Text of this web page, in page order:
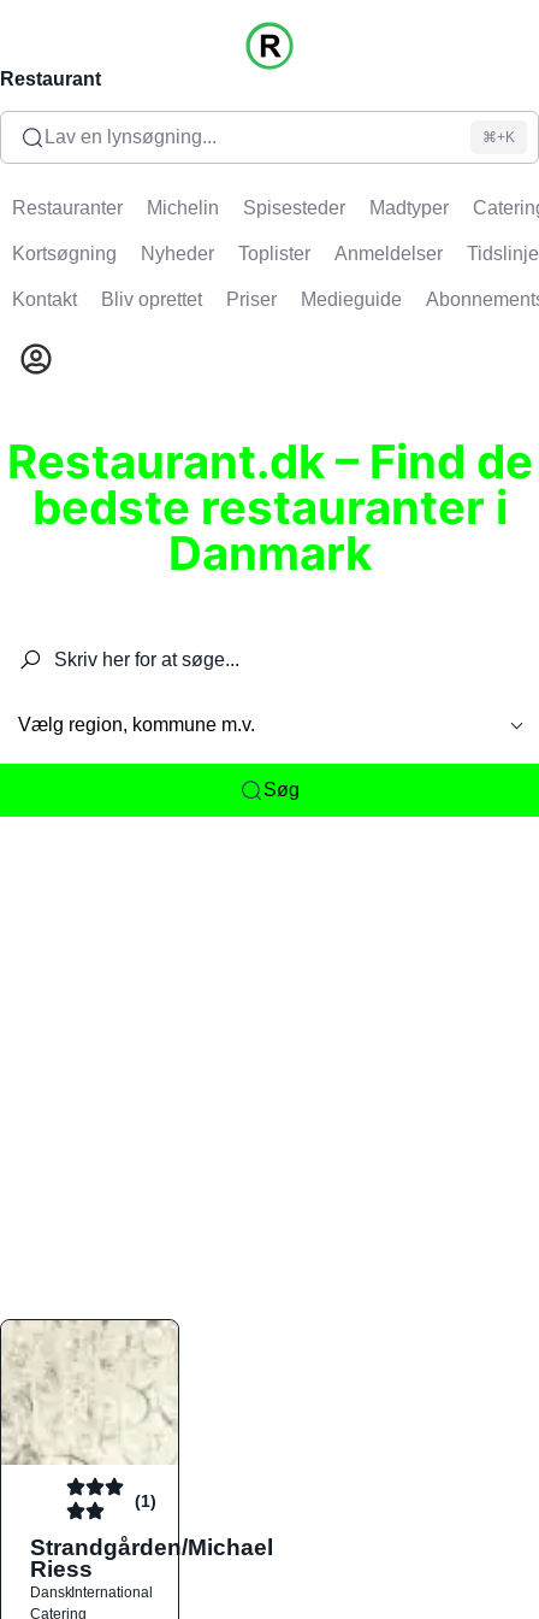
Restaurant
Lav en lynsøgning... ⌘+K
Restauranter Michelin Spisesteder Madtyper
Kortsøgning Nyheder Toplister Anmeldelser Tidslinje
Kontakt Bliv oprettet Priser Medieguide
Restaurant.dk – Find de
bedste restauranter i
Danmark
Vælg region, kommune m.v.
Søg
(1)
Strandgården/Michael
Riess
DanskInternational
Catering